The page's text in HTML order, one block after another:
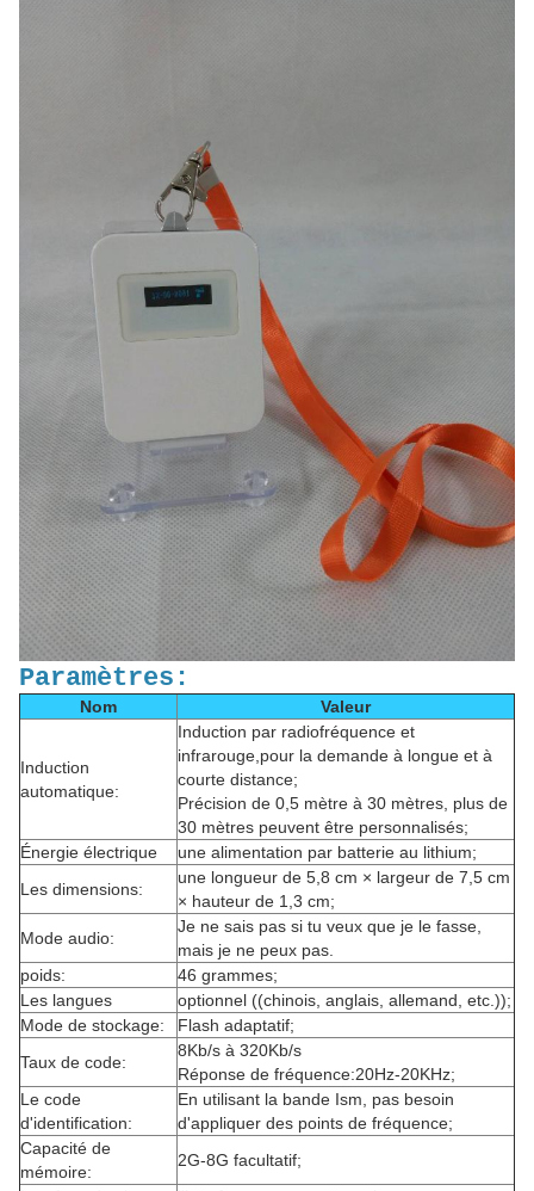
Paramètres:
Nom Valeur
Induction
automatique:
Induction par radiofréquence et
infrarouge,pour la demande à longue et à
courte distance;
Précision de 0,5 mètre à 30 mètres, plus de
30 mètres peuvent être personnalisés;
Énergie électrique
une alimentation par batterie au lithium;
Les dimensions:
une longueur de 5,8 cm × largeur de 7,5 cm
× hauteur de 1,3 cm;
Mode audio:
Je ne sais pas si tu veux que je le fasse,
mais je ne peux pas.
poids:
46 grammes;
Les langues
optionnel ((chinois, anglais, allemand, etc.));
Mode de stockage:
Flash adaptatif;
Taux de code:
8Kb/s à 320Kb/s
Réponse de fréquence:20Hz-20KHz;
Le code
d'identification:
En utilisant la bande Ism, pas besoin
d'appliquer des points de fréquence;
Capacité de
mémoire:
2G-8G facultatif;